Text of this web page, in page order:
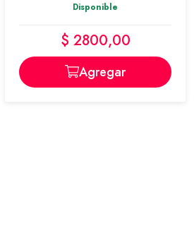
Disponible
$ 2800,00
Agregar